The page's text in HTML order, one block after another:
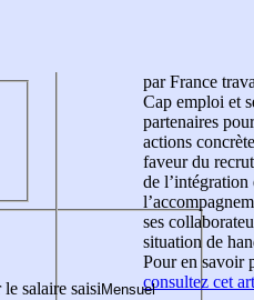
salaire saisi
par France
Cap emploi et
partenaires
actions
faveur du
de l’intégration
ses
situation de
Pour en savoir
consultez cet